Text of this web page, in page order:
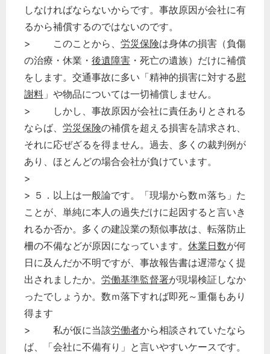
しなければならないからです。事故原因が会社に有
るから補償するのではないのです。
> このことから、 労災保険は身体の損害（負傷
の治療・休業・ 後遺障害 ・死亡の遺族）だけに補償
をします。交通事故に多い「精神的損害に対する慰
謝料 」や物品については一切補償しません。
> しかし、事故原因が会社に責任ありとされる
ならば、 労災保険の補償を超える損害を請求され、
それに応ぜざるを得ません。過去、多くの裁判例が
あり、ほとんどの場合会社が負けています。
>
> ５．以上は一般論です。「現場から数ｍ落ち」た
ことが、単純に本人の過失だけに起因すると言いき
れるか否か。多くの建設業の類似事故は、転落防止
柵の不備などが原因になっています。 休業日数が何
日に及んだか不明ですが、事故報告書は遅滞なく提
出されましたか。 労働基準監督署が現場検証しなか
ったでしょうか。数ｍ落下すれば即死～重傷もあり
得ます
> 私が仮に当該労働者から相談されていたなら
ば、「会社に不備有り」と言いやすいケースです。
どのカテゴリーに投稿しますか？
選択してください
税務経理
企業法務
経営の知恵
総務の給湯室
秘書のノウハウ
次へ